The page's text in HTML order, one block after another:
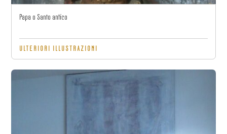
Papa o Santo antico
ULTERIORI ILLUSTRAZIONI